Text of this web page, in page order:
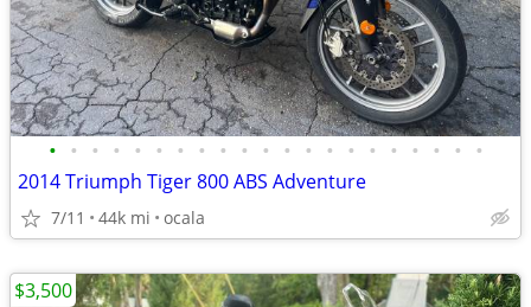
• • • • • • • • • • • • • • • • • • • • •
2014 Triumph Tiger 800 ABS Adventure
7/11 44k mi ocala
$3,500